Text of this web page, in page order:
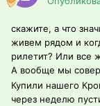
скажите, а что
живем рядом и
рилетит? Или все
А вообще мы
Купили нашего
через неделю